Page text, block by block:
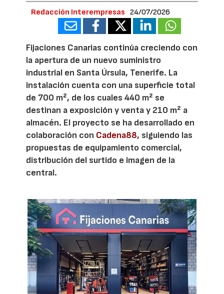
Redacción Interempresas 24/07/2026
Fijaciones Canarias continúa creciendo con
la apertura de un nuevo suministro
industrial en Santa Úrsula, Tenerife. La
instalación cuenta con una superficie total
de 700 m², de los cuales 440 m² se
destinan a exposición y venta y 210 m² a
almacén. El proyecto se ha desarrollado en
colaboración con Cadena88, siguiendo las
propuestas de equipamiento comercial,
distribución del surtido e imagen de la
central.